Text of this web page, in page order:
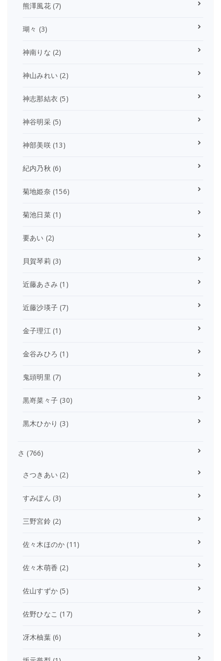
熊澤風花(7)
瑚々 (3)
神南りな (2)
神山みれい (2)
神志那結衣 (5)
神谷明采(5)
神部美咲(13)
紀内乃秋 (6)
菊地姫奈 (156)
菊池日菜(1)
要あい (2)
貝賀琴莉 (3)
近藤あさみ (1)
近藤沙瑛子 (7)
金子理江(1)
金谷みひろ (1)
鬼頭明里 (7)
黒嵜菜々子 (30)
黒木ひかり (3)
さ (766)
さつきあい (2)
すみぽん (3)
三野宮鈴(2)
佐々木ほのか (11)
佐々木萌香 (2)
佐山すずか (5)
佐野ひなこ (17)
冴木柚葉(6)